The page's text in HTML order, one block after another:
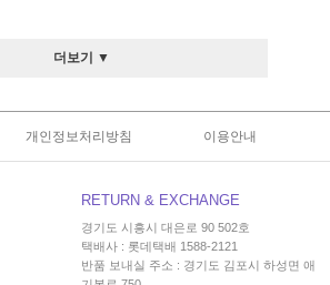
더보기 ▼
개인정보처리방침 이용안내
RETURN & EXCHANGE
경기도 시흥시 대은로 90 502호
택배사 : 롯데택배 1588-2121
반품 보내실 주소 : 경기도 김포시 하성면 애